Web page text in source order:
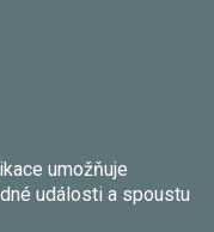
umožňuje
události a spoustu